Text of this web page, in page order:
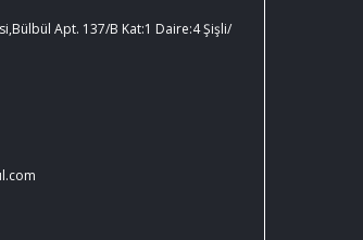
Apt. 137/B Kat:1 Daire:4 Şişli/